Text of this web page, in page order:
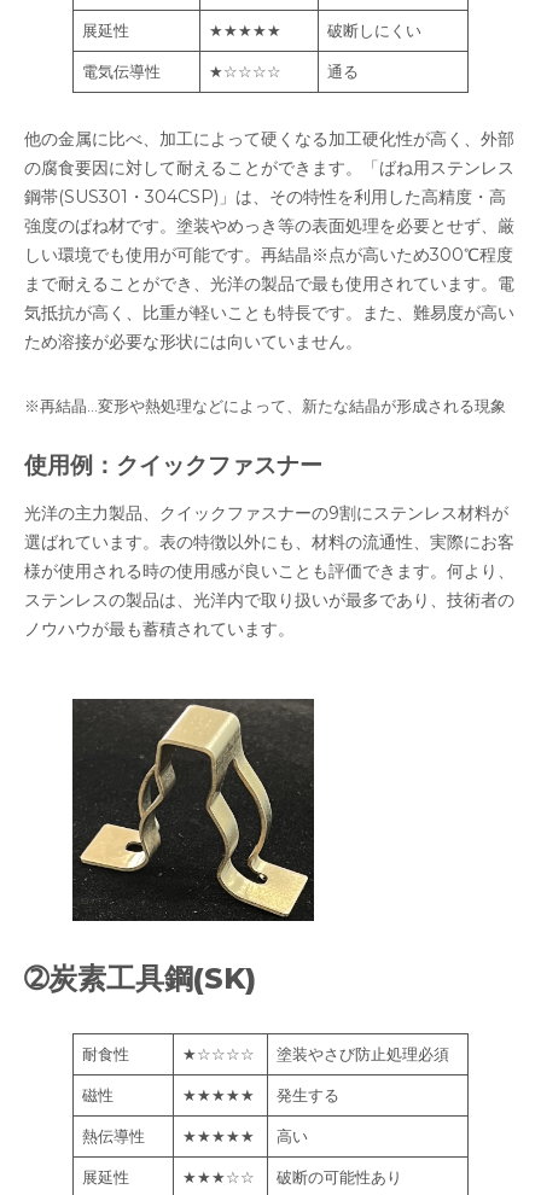
展延性 ★★★★★ 破断しにくい
電気伝導性 ★☆☆☆☆ 通る
他の金属に比べ、加工によって硬くなる加工硬化性が高く、外部
の腐食要因に対して耐えることができます。「ばね用ステンレス
鋼帯(SUS301・304CSP)」は、その特性を利用した高精度・高
強度のばね材です。塗装やめっき等の表面処理を必要とせず、厳
しい環境でも使用が可能です。再結晶※点が高いため300℃程度
まで耐えることができ、光洋の製品で最も使用されています。電
気抵抗が高く、比重が軽いことも特長です。また、難易度が高い
ため溶接が必要な形状には向いていません。
※再結晶…変形や熱処理などによって、新たな結晶が形成される現象
使用例：クイックファスナー
光洋の主力製品、クイックファスナーの9割にステンレス材料が
選ばれています。表の特徴以外にも、材料の流通性、実際にお客
様が使用される時の使用感が良いことも評価できます。何より、
ステンレスの製品は、光洋内で取り扱いが最多であり、技術者の
ノウハウが最も蓄積されています。
➁炭素工具鋼(SK)
耐食性 ★☆☆☆☆ 塗装やさび防止処理必須
磁性 ★★★★★ 発生する
熱伝導性 ★★★★★ 高い
展延性 ★★★☆☆ 破断の可能性あり